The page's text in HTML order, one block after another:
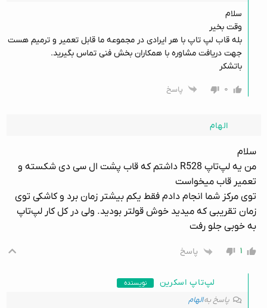
سلام
وقت بخیر
بله قاب لپ تاپ با هر ایرادی در مجموعه ما قابل تعمیر و ترمیم هست
جهت دریافت مشاوره با همکاران بخش فنی تماس بگیرید.
باتشکر
۰
پاسخ
الهام
سلام
من یه لپ‌تاپ R528 داشتم که قاب پشت ال سی دی شکسته و
تعمیر قاب میخواست
توی مرکز شما انجام دادم فقط یکم بیشتر زمان برد و کاشکی توی
زمان تقریبی که میدید خوش قولتر بودید. ولی در کل کار لپ‌تاپ
به خوبی جلو رفت
۱ پاسخ
لپ‌تاپ اسکرین نویسنده
پاسخ بهالهام